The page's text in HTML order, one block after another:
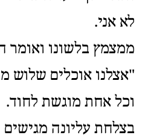
לא אני.
ממצמץ בלשונו ואומר
"אצלנו אוכלים שלוש
וכל אחת מוגשת לחוד.
בצלחת עליונה